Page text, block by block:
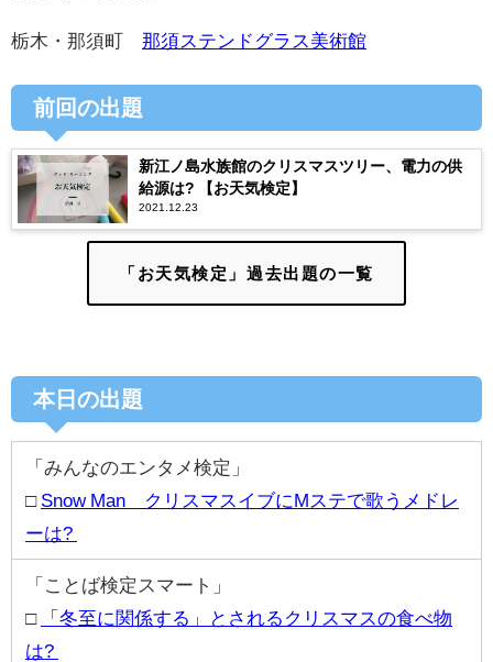
栃木・那須町 那須ステンドグラス美術館
前回の出題
新江ノ島水族館のクリスマスツリー、電力の供
給源は? 【お天気検定】
2021.12.23
「お天気検定」過去出題の一覧
本日の出題
「みんなのエンタメ検定」
□ Snow Man クリスマスイブにMステで歌うメドレ
ーは?
「ことば検定スマート」
□
「冬至に関係する」とされるクリスマスの食べ物
は?